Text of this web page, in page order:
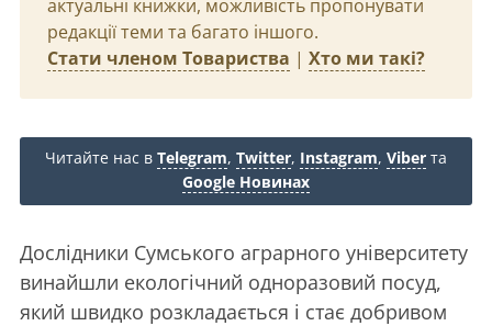
актуальні книжки, можливість пропонувати
редакції теми та багато іншого.
Стати членом Товариства | Хто ми такі?
Читайте нас в Telegram, Twitter, Instagram, Viber та
Google Новинах
Дослідники Сумського аграрного університету
винайшли екологічний одноразовий посуд,
який швидко розкладається і стає добривом